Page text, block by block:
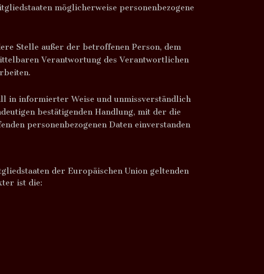
möglicherweise personenbezogene
Stelle außer der betroffenen Person, dem
Verantwortung des Verantwortlichen
in informierter Weise und unmissverständlich
bestätigenden Handlung, mit der die
personenbezogenen Daten einverstanden
der Europäischen Union geltenden
ist die: